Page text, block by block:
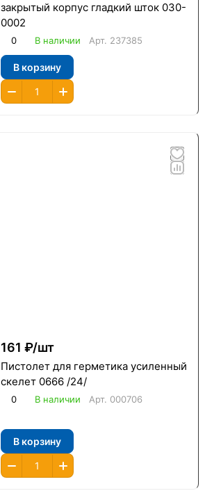
закрытый корпус гладкий шток 030-
0002
0 В наличии Арт. 237385
В корзину
161 ₽/шт
Пистолет для герметика усиленный
скелет 0666 /24/
0 В наличии Арт. 000706
В корзину